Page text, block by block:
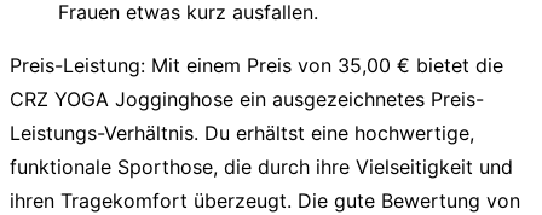
Frauen etwas kurz ausfallen.
Preis-Leistung: Mit einem Preis von 35,00 € bietet die
CRZ YOGA Jogginghose ein ausgezeichnetes Preis-
Leistungs-Verhältnis. Du erhältst eine hochwertige,
funktionale Sporthose, die durch ihre Vielseitigkeit und
ihren Tragekomfort überzeugt. Die gute Bewertung von